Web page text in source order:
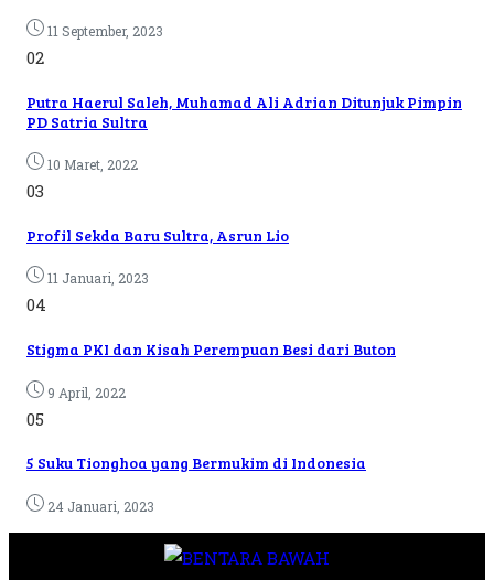
11 September, 2023
02
Putra Haerul Saleh, Muhamad Ali Adrian Ditunjuk Pimpin
PD Satria Sultra
10 Maret, 2022
03
Profil Sekda Baru Sultra, Asrun Lio
11 Januari, 2023
04
Stigma PKI dan Kisah Perempuan Besi dari Buton
9 April, 2022
05
5 Suku Tionghoa yang Bermukim di Indonesia
24 Januari, 2023